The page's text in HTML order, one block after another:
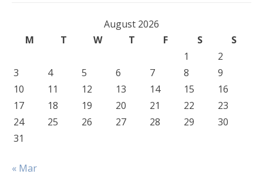
August 2026
M
T W T F S
S
1
2
3
4 5 6 7 8
9
10
11 12 13 14 15
16
17
18 19 20 21 22
23
24
25 26 27 28 29
30
31
« Mar